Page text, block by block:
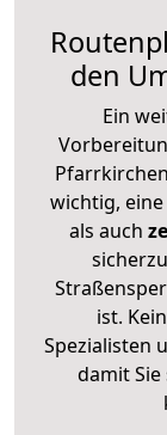
den
Ein
wichtig,
als auch
ist.
Spezialisten
damit